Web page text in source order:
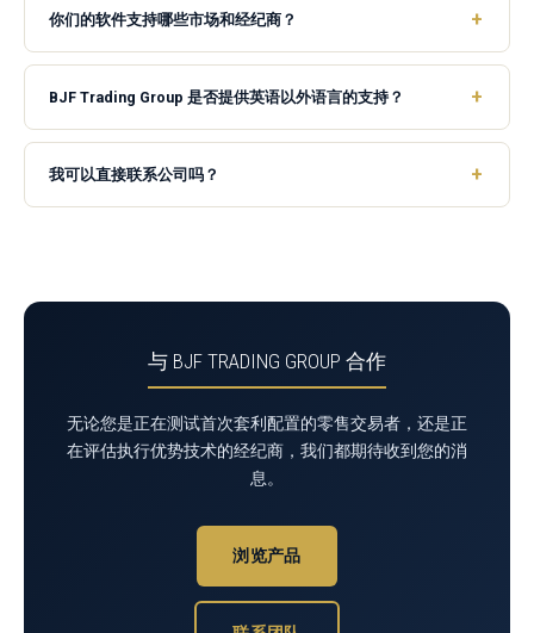
你们的软件支持哪些市场和经纪商？
BJF Trading Group 是否提供英语以外语言的支持？
我可以直接联系公司吗？
与 BJF TRADING GROUP 合作
无论您是正在测试首次套利配置的零售交易者，还是正
在评估执行优势技术的经纪商，我们都期待收到您的消
息。
浏览产品